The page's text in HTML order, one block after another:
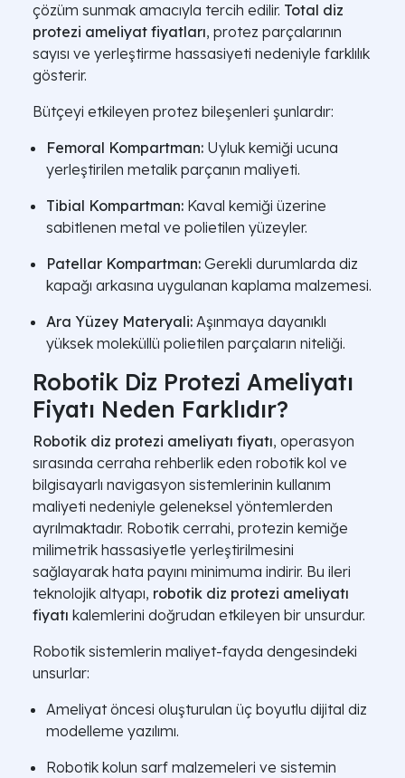
çözüm sunmak amacıyla tercih edilir. Total diz
protezi ameliyat fiyatları, protez parçalarının
sayısı ve yerleştirme hassasiyeti nedeniyle farklılık
gösterir.
Bütçeyi etkileyen protez bileşenleri şunlardır:
Femoral Kompartman: Uyluk kemiği ucuna
yerleştirilen metalik parçanın maliyeti.
Tibial Kompartman: Kaval kemiği üzerine
sabitlenen metal ve polietilen yüzeyler.
Patellar Kompartman: Gerekli durumlarda diz
kapağı arkasına uygulanan kaplama malzemesi.
Ara Yüzey Materyali: Aşınmaya dayanıklı
yüksek moleküllü polietilen parçaların niteliği.
Robotik Diz Protezi Ameliyatı
Fiyatı Neden Farklıdır?
Robotik diz protezi ameliyatı fiyatı, operasyon
sırasında cerraha rehberlik eden robotik kol ve
bilgisayarlı navigasyon sistemlerinin kullanım
maliyeti nedeniyle geleneksel yöntemlerden
ayrılmaktadır. Robotik cerrahi, protezin kemiğe
milimetrik hassasiyetle yerleştirilmesini
sağlayarak hata payını minimuma indirir. Bu ileri
teknolojik altyapı, robotik diz protezi ameliyatı
fiyatı kalemlerini doğrudan etkileyen bir unsurdur.
Robotik sistemlerin maliyet-fayda dengesindeki
unsurlar:
Ameliyat öncesi oluşturulan üç boyutlu dijital diz
modelleme yazılımı.
Robotik kolun sarf malzemeleri ve sistemin